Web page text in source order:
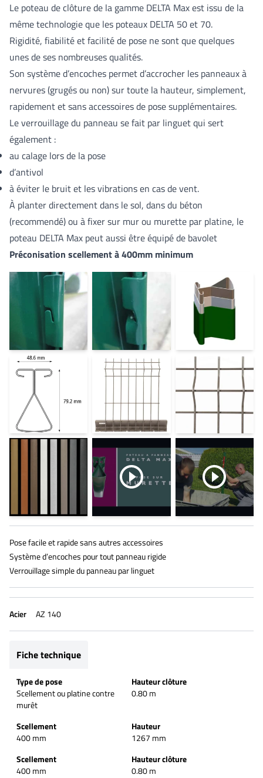
Le poteau de clôture de la gamme DELTA Max est issu de la
même technologie que les poteaux DELTA 50 et 70.
Rigidité, fiabilité et facilité de pose ne sont que quelques
unes de ses nombreuses qualités.
Son système d’encoches permet d’accrocher les panneaux à
nervures (grugés ou non) sur toute la hauteur, simplement,
rapidement et sans accessoires de pose supplémentaires.
Le verrouillage du panneau se fait par linguet qui sert
également :
au calage lors de la pose
d’antivol
à éviter le bruit et les vibrations en cas de vent.
À planter directement dans le sol, dans du béton
(recommendé) ou à fixer sur mur ou murette par platine, le
poteau DELTA Max peut aussi être équipé de bavolet
Préconisation scellement à 400mm minimum
Pose facile et rapide sans autres accessoires
Système d’encoches pour tout panneau rigide
Verrouillage simple du panneau par linguet
Acier AZ 140
Fiche technique
Type de pose
Scellement ou platine contre
murêt
Hauteur clôture
0.80 m
Scellement
400 mm
Hauteur
1267 mm
Scellement
400 mm
Hauteur clôture
0.80 m